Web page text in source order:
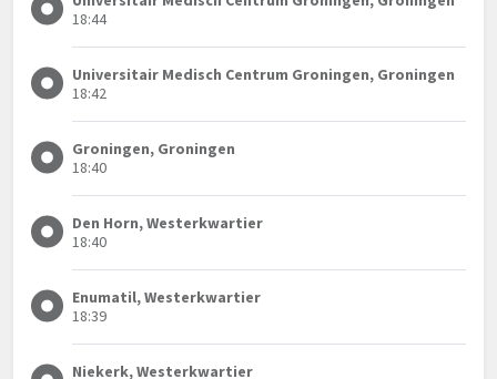
18:44
Universitair Medisch Centrum Groningen, Groningen
18:42
Groningen, Groningen
18:40
Den Horn, Westerkwartier
18:40
Enumatil, Westerkwartier
18:39
Niekerk, Westerkwartier